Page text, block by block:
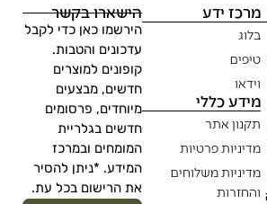
מרכז ידע
בלוג
טיפים
וידאו
מידע כללי
תקנון אתר
מדיניות פרטיות
מדיניות משלוחים
והחזרות
הישארו בקשר
הירשמו כאן כדי לקבל
עדכונים והטבות.
קופונים למוצרים
חדשים, מבצעים
מיוחדים, פרסומים
חדשים בגלריית
המומחים ובמרכז
המידע. *ניתן להסיר
את הרישום בכל עת.